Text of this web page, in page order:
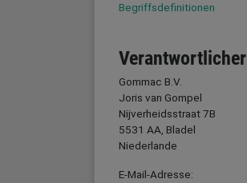
Begriffsdefinitionen
Verantwortlicher
Gommac B.V.
Joris van Gompel
Nijverheidsstraat 7B
5531 AA, Bladel
Niederlande
E-Mail-Adresse: